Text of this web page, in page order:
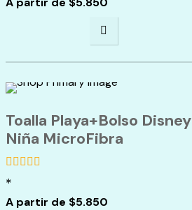
Toalla Playa+Bolso Disney
Niña MicroFibra
de
*
A partir de $5.850